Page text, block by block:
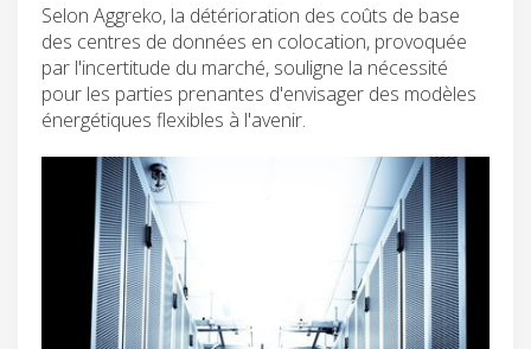
Selon Aggreko, la détérioration des coûts de base
des centres de données en colocation, provoquée
par l'incertitude du marché, souligne la nécessité
pour les parties prenantes d'envisager des modèles
énergétiques flexibles à l'avenir.